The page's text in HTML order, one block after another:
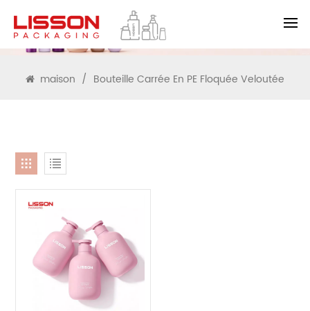
RECHERCHE
maison / Bouteille Carrée En PE Floquée Veloutée